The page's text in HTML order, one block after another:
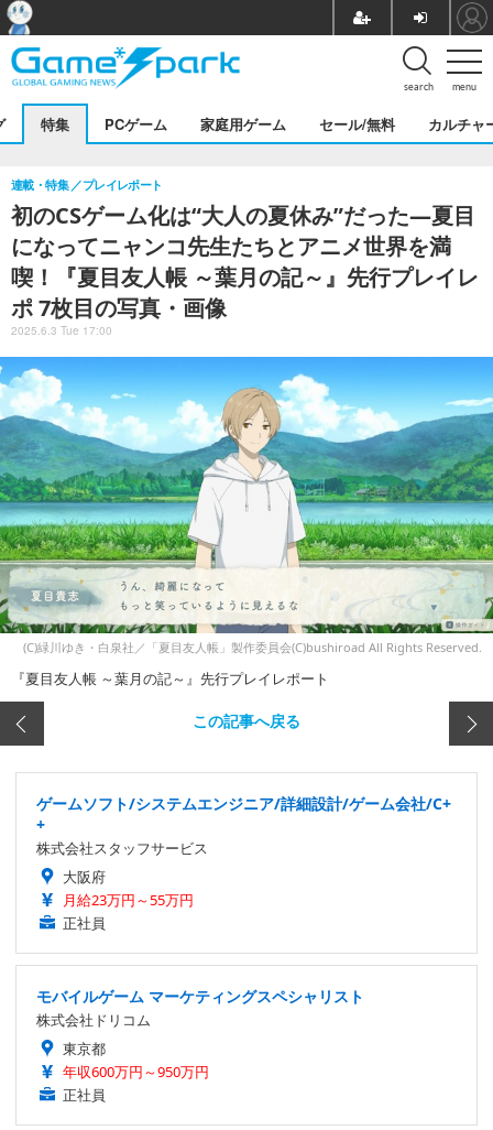
menu
search
特集 PCゲーム 家庭用ゲーム セール/無料 カルチャ
初のCSゲーム化は“大人の夏休み”だった―夏目
になってニャンコ先生たちとアニメ世界を満
喫！『夏目友人帳 ～葉月の記～』先行プレイレ
ポ 7枚目の写真・画像
連載・特集 プレイレポート
2025.6.3 Tue 17:00
(C)緑川ゆき・白泉社／「夏目友人帳」製作委員会(C)bushiroad All Rights Reserved.
『夏目友人帳 ～葉月の記～』先行プレイレポート
この記事へ戻る
ゲームソフト/システムエンジニア/詳細設計/ゲーム会社/C+
+
株式会社スタッフサービス
大阪府
月給23万円～55万円
正社員
モバイルゲーム マーケティングスペシャリスト
株式会社ドリコム
東京都
年収600万円～950万円
正社員